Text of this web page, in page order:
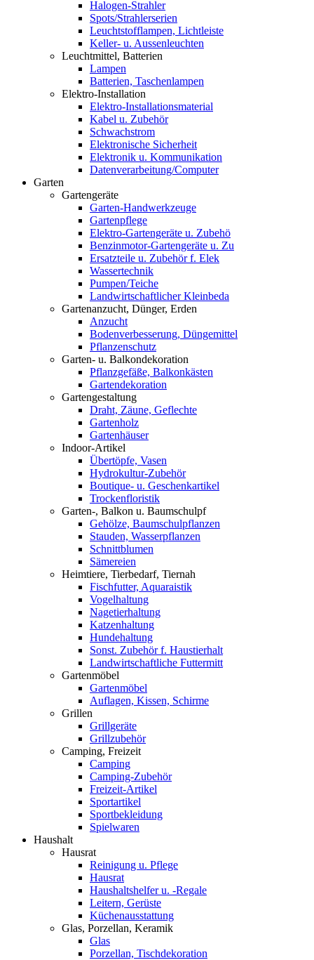
Halogen-Strahler
Spots/Strahlerserien
Leuchtstofflampen, Lichtleiste
Keller- u. Aussenleuchten
Leuchtmittel, Batterien
Lampen
Batterien, Taschenlampen
Elektro-Installation
Elektro-Installationsmaterial
Kabel u. Zubehör
Schwachstrom
Elektronische Sicherheit
Elektronik u. Kommunikation
Datenverarbeitung/Computer
Garten
Gartengeräte
Garten-Handwerkzeuge
Gartenpflege
Elektro-Gartengeräte u. Zubehö
Benzinmotor-Gartengeräte u. Zu
Ersatzteile u. Zubehör f. Elek
Wassertechnik
Pumpen/Teiche
Landwirtschaftlicher Kleinbeda
Gartenanzucht, Dünger, Erden
Anzucht
Bodenverbesserung, Düngemittel
Pflanzenschutz
Garten- u. Balkondekoration
Pflanzgefäße, Balkonkästen
Gartendekoration
Gartengestaltung
Draht, Zäune, Geflechte
Gartenholz
Gartenhäuser
Indoor-Artikel
Übertöpfe, Vasen
Hydrokultur-Zubehör
Boutique- u. Geschenkartikel
Trockenfloristik
Garten-, Balkon u. Baumschulpf
Gehölze, Baumschulpflanzen
Stauden, Wasserpflanzen
Schnittblumen
Sämereien
Heimtiere, Tierbedarf, Tiernah
Fischfutter, Aquaraistik
Vogelhaltung
Nagetierhaltung
Katzenhaltung
Hundehaltung
Sonst. Zubehör f. Haustierhalt
Landwirtschaftliche Futtermitt
Gartenmöbel
Gartenmöbel
Auflagen, Kissen, Schirme
Grillen
Grillgeräte
Grillzubehör
Camping, Freizeit
Camping
Camping-Zubehör
Freizeit-Artikel
Sportartikel
Sportbekleidung
Spielwaren
Haushalt
Hausrat
Reinigung u. Pflege
Hausrat
Haushaltshelfer u. -Regale
Leitern, Gerüste
Küchenausstattung
Glas, Porzellan, Keramik
Glas
Porzellan, Tischdekoration